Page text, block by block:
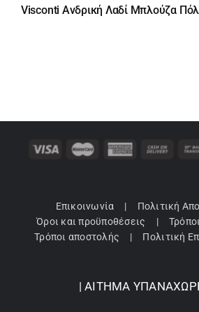
price
τρέχουσα
Visconti Ανδρική Λαδί Μπλούζα
Επικοινωνία
Πολιτική
Όροι και προϋποθέσεις
Τρόποι αποστολής
Πολιτική
| ΑΙΤΗΜΑ